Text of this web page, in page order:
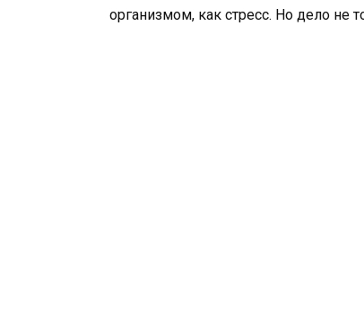
организмом, как стресс. Но дело не